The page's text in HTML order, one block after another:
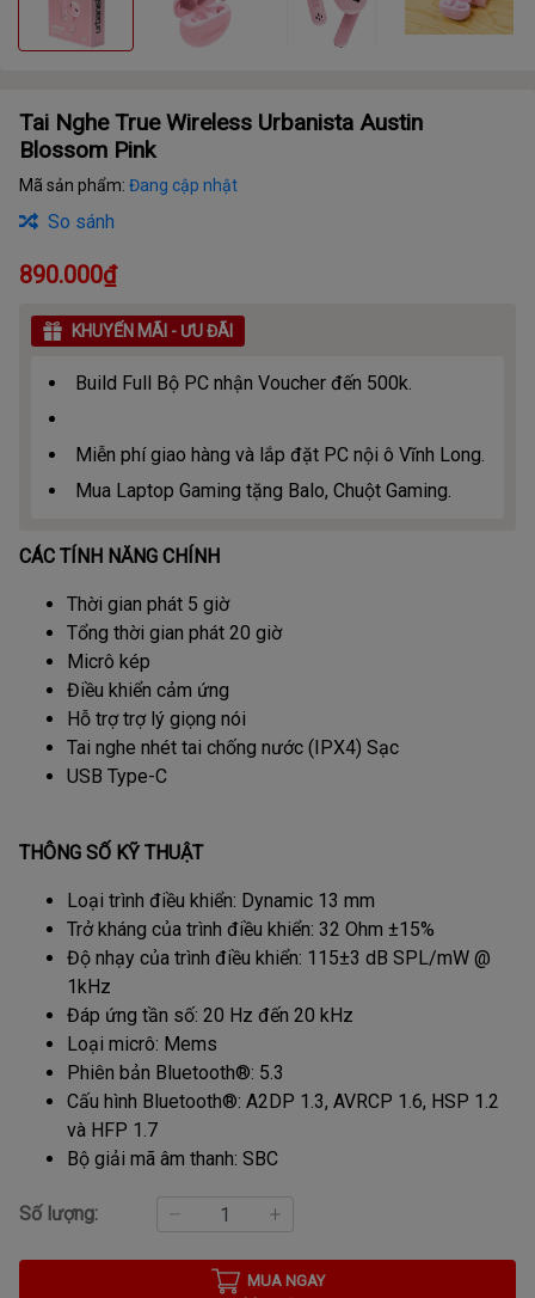
Tai Nghe True Wireless Urbanista Austin
Blossom Pink
Mã sản phẩm: Đang cập nhật
So sánh
890.000₫
KHUYẾN MÃI - ƯU ĐÃI
Build Full Bộ PC nhận Voucher đến 500k.
Miễn phí giao hàng và lắp đặt PC nội ô Vĩnh Long.
Mua Laptop Gaming tặng Balo, Chuột Gaming.
CÁC TÍNH NĂNG CHÍNH
Thời gian phát 5 giờ
Tổng thời gian phát 20 giờ
Micrô kép
Điều khiển cảm ứng
Hỗ trợ trợ lý giọng nói
Tai nghe nhét tai chống nước (IPX4) Sạc
USB Type-C
THÔNG SỐ KỸ THUẬT
Loại trình điều khiển: Dynamic 13 mm
Trở kháng của trình điều khiển: 32 Ohm ±15%
Độ nhạy của trình điều khiển: 115±3 dB SPL/mW @
1kHz
Đáp ứng tần số: 20 Hz đến 20 kHz
Loại micrô: Mems
Phiên bản Bluetooth®: 5.3
Cấu hình Bluetooth®: A2DP 1.3, AVRCP 1.6, HSP 1.2
và HFP 1.7
Bộ giải mã âm thanh: SBC
Số lượng:
MUA NGAY